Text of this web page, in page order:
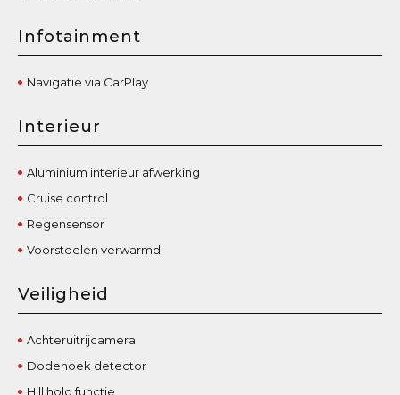
Infotainment
Navigatie via CarPlay
Interieur
Aluminium interieur afwerking
Cruise control
Regensensor
Voorstoelen verwarmd
Veiligheid
Achteruitrijcamera
Dodehoek detector
Hill hold functie